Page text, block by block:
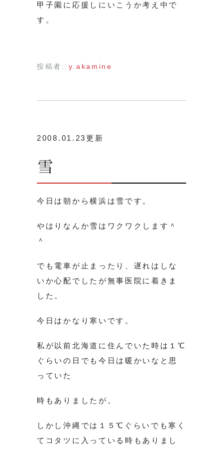
甲子園に応援しにいこうか考え中で
す。
投稿者: y.akamine
2008.01.23更新
雪
今日は朝から横浜は雪です。
やはりなんか雪はワクワクします＾
＾
でも電車が止まったり、遅れはしな
いか心配でしたが無事医院に着きま
した。
今日はかなり寒いです。
私が以前北海道に住んでいた時は１℃
ぐらいの日でも今日は暖かいなと思
っていた
時もありましたが。
しかし沖縄では１５℃ぐらいでも寒く
てコタツに入っている時もありまし